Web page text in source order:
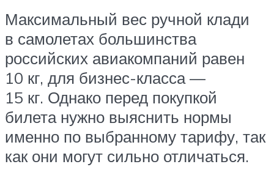
Максимальный вес ручной клади
в самолетах большинства
российских авиакомпаний равен
10 кг, для бизнес-класса —
15 кг. Однако перед покупкой
билета нужно выяснить нормы
именно по выбранному тарифу, так
как они могут сильно отличаться.